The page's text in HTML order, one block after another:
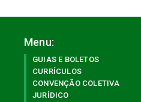
Menu:
GUIAS E BOLETOS
CURRÍCULOS
CONVENÇÃO COLETIVA
JURÍDICO